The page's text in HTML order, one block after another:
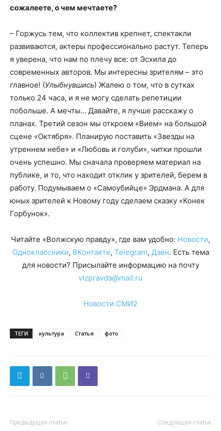
сожалеете, о чем мечтаете?
– Горжусь тем, что коллектив крепнет, спектакли
развиваются, актеры профессионально растут. Теперь
я уверена, что нам по плечу все: от Эсхила до
современных авторов. Мы интересны зрителям – это
главное! (Улыбнувшись) Жалею о том, что в сутках
только 24 часа, и я не могу сделать репетиции
побольше. А мечты… Давайте, я лучше расскажу о
планах. Третий сезон мы откроем «Вием» на большой
сцене «Октября». Планирую поставить «Звезды на
утреннем небе» и «Любовь и голуби», читки прошли
очень успешно. Мы сначала проверяем материал на
публике, и то, что находит отклик у зрителей, берем в
работу. Подумываем о «Самоубийце» Эрдмана. А для
юных зрителей к Новому году сделаем сказку «Конек
Горбунок».
Читайте «Волжскую правду», где вам удобно: Новости,
Одноклассники, ВКонтакте, Telegram, Дзен. Есть тема
для новости? Присылайте информацию на почту
vlzpravda@mail.ru
Новости СМИ2
ТЕГИ культура Статья фото
Предыдущая статья Следующая статья